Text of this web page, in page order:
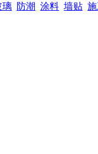
璃 防潮 涂料 墙贴